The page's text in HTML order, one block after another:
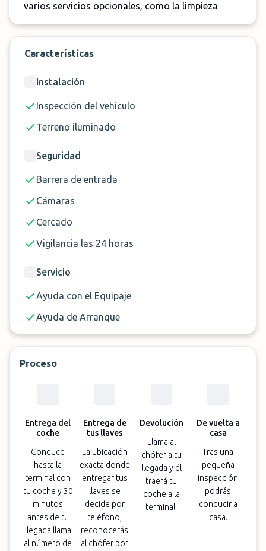
varios servicios opcionales, como la limpieza
neumáticos.
Bordeaux Mérignac con Blue Valet.
✈️ Servicio
Horario
🔑 Entrega de llaves
Características
Instalación
Inspección del vehículo
Terreno iluminado
Seguridad
Barrera de entrada
Cámaras
Cercado
Vigilancia las 24 horas
Servicio
Ayuda con el Equipaje
Ayuda de Arranque
Proceso
Entrega del
coche
Conduce
hasta la
terminal con
tu coche y 30
minutos
antes de tu
llegada llama
al número de
Entrega de
tus llaves
La ubicación
exacta donde
entregar tus
llaves se
decide por
teléfono,
reconocerás
al chófer por
Devolución
Llama al
chófer a tu
llegada y él
traerá tu
coche a la
terminal.
De vuelta a
casa
Tras una
pequeña
inspección
podrás
conducir a
casa.